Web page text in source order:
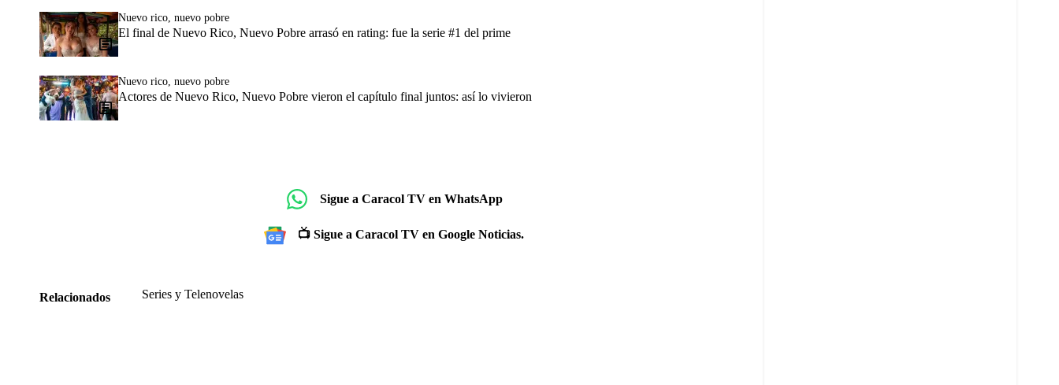
Nuevo rico, nuevo pobre
El final de Nuevo Rico, Nuevo Pobre arrasó en rating: fue la serie #1 del prime
Nuevo rico, nuevo pobre
Actores de Nuevo Rico, Nuevo Pobre vieron el capítulo final juntos: así lo vivieron
Sigue a Caracol TV en WhatsApp
📺 Sigue a Caracol TV en Google Noticias.
Relacionados Series y Telenovelas